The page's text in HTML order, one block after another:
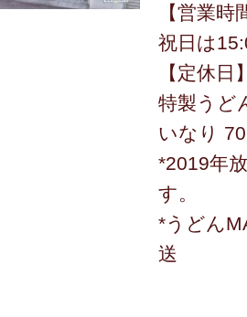
【営業
祝日は
【定休日
特製うど
いなり
*2019年
す。
*うどん
送